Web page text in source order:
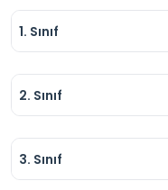
1. Sınıf
2. Sınıf
3. Sınıf